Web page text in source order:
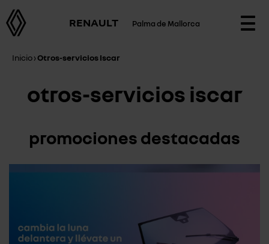
RENAULT Palma de Mallorca
Inicio›Otros-servicios Iscar
otros-servicios iscar
promociones destacadas